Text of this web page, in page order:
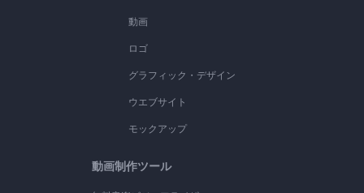
動画
ロゴ
グラフィック・デザイン
ウエブサイト
モックアップ
動画制作ツール